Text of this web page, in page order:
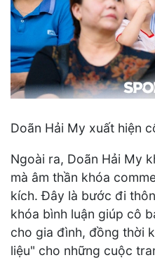
Doãn Hải My xuất hiện
Ngoài ra, Doãn Hải My
mà âm thần khóa
kích. Đây là bước đi
khóa bình luận giúp cô
cho gia đình, đồng thời
liệu" cho những cuộc